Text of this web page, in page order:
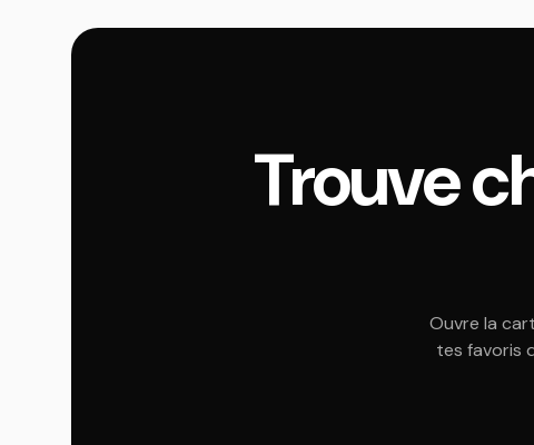
Trouve
Ouvre la
tes favoris